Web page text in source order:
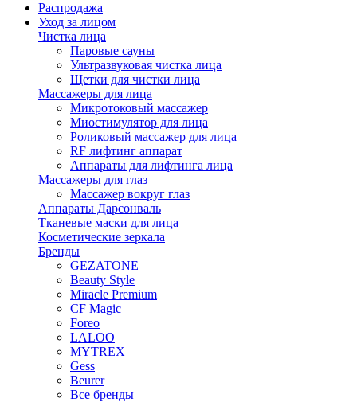
Распродажа
Уход за лицом
Чистка лица
Паровые сауны
Ультразвуковая чистка лица
Щетки для чистки лица
Массажеры для лица
Микротоковый массажер
Миостимулятор для лица
Роликовый массажер для лица
RF лифтинг аппарат
Аппараты для лифтинга лица
Массажеры для глаз
Массажер вокруг глаз
Аппараты Дарсонваль
Тканевые маски для лица
Косметические зеркала
Бренды
GEZATONE
Beauty Style
Miracle Premium
CF Magic
Foreo
LALOO
MYTREX
Gess
Beurer
Все бренды